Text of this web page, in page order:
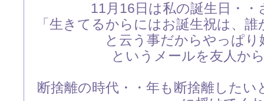
11月16日は私の誕生日・
「生きてるからにはお誕生祝は、
と云う事だからやっぱ
というメールを友人か
断捨離の時代・・年も断捨離した